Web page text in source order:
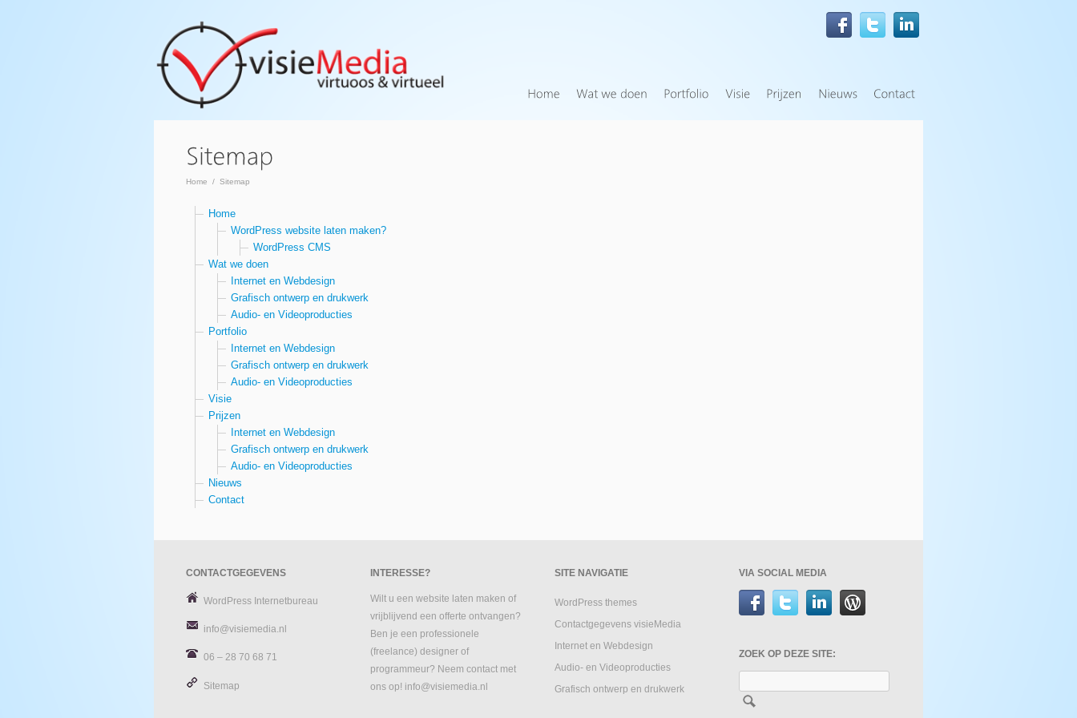
Home / Sitemap
Home
WordPress website laten maken?
WordPress CMS
Wat we doen
Internet en Webdesign
Grafisch ontwerp en drukwerk
Audio- en Videoproducties
Portfolio
Internet en Webdesign
Grafisch ontwerp en drukwerk
Audio- en Videoproducties
Visie
Prijzen
Internet en Webdesign
Grafisch ontwerp en drukwerk
Audio- en Videoproducties
Nieuws
Contact
CONTACTGEGEVENS
WordPress Internetbureau
info@visiemedia.nl
06 – 28 70 68 71
Sitemap
INTERESSE?
Wilt u een website laten maken of
vrijblijvend een offerte ontvangen?
Ben je een professionele
(freelance) designer of
programmeur? Neem contact met
ons op! info@visiemedia.nl
SITE NAVIGATIE
WordPress themes
Contactgegevens visieMedia
Internet en Webdesign
Audio- en Videoproducties
Grafisch ontwerp en drukwerk
VIA SOCIAL MEDIA
ZOEK OP DEZE SITE: